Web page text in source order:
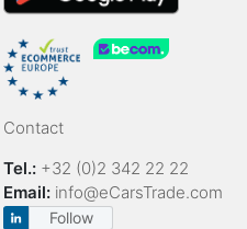
Contact
Tel.: +32 (0)2 342 22 22
Email: info@eCarsTrade.com
Follow